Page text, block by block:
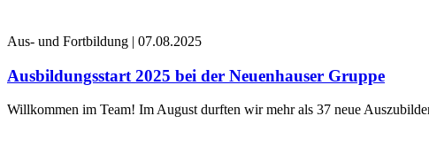
Aus- und Fortbildung | 07.08.2025
Ausbildungsstart 2025 bei der Neuenhauser Gruppe
Willkommen im Team! Im August durften wir mehr als 37 neue